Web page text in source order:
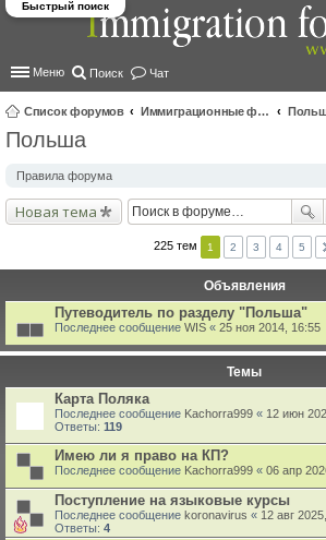
Меню Поиск Чат
Список форумов Иммиграционные форумы | Immigration forums
Быстрый поиск
Польша
Правила форума
Новая тема
225 тем 1 2 3 4 5
Объявления
Путеводитель по разделу "Польша"
Последнее сообщение WIS « 25 ноя 2014, 16:55
Темы
Карта Поляка
Последнее сообщение Kachorra999 « 12 июн
Ответы: 119
Имею ли я право на КП?
Последнее сообщение Kachorra999 « 06 апр
Поступление на языковые курсы
Последнее сообщение koronavirus « 12 авг
Ответы: 4